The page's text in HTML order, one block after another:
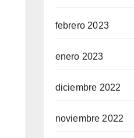
febrero 2023
enero 2023
diciembre 2022
noviembre 2022